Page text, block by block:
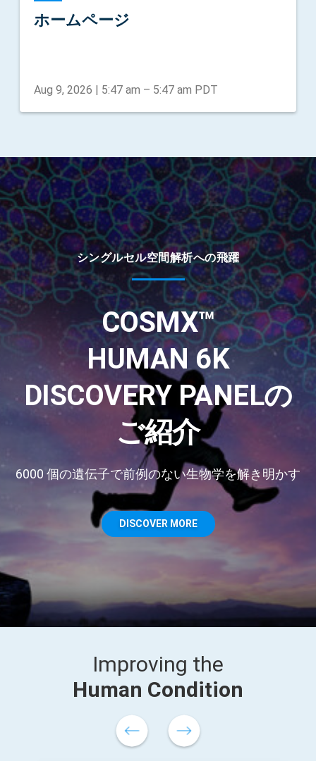
ホームページ
Aug 9, 2026 | 5:47 am – 5:47 am PDT
シングルセル空間解析への飛躍
COSMX™
HUMAN 6K
DISCOVERY PANELの
ご紹介
6000 個の遺伝子で前例のない生物学を解き明かす
DISCOVER MORE
Improving the
Human Condition